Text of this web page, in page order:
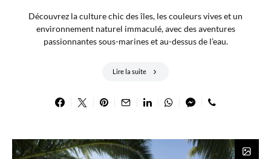
Découvrez la culture chic des îles, les couleurs vives et un
environnement naturel immaculé, avec des aventures
passionnantes sous-marines et au-dessus de l’eau.
Lire la suite